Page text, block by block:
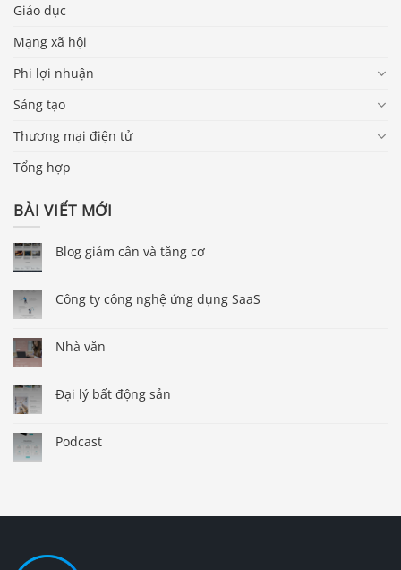
Giáo dục
Mạng xã hội
Phi lợi nhuận
Sáng tạo
Thương mại điện tử
Tổng hợp
BÀI VIẾT MỚI
Blog giảm cân và tăng cơ
Công ty công nghệ ứng dụng SaaS
Nhà văn
Đại lý bất động sản
Podcast